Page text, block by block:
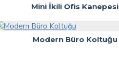
Mini İkili Ofis Kanepesi
Modern Büro Koltuğu